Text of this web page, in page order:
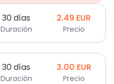
30 días
Duración
2.49 EUR
Precio
30 días
Duración
3.00 EUR
Precio